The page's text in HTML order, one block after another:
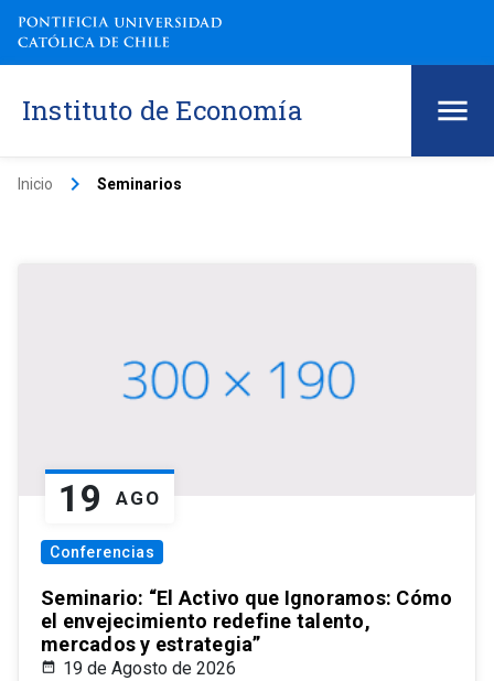
Instituto de Economía
Inicio keyboard_arrow_right Seminarios
19 AGO
Conferencias
Seminario: “El Activo que Ignoramos: Cómo
el envejecimiento redefine talento,
mercados y estrategia”
19 de Agosto de 2026